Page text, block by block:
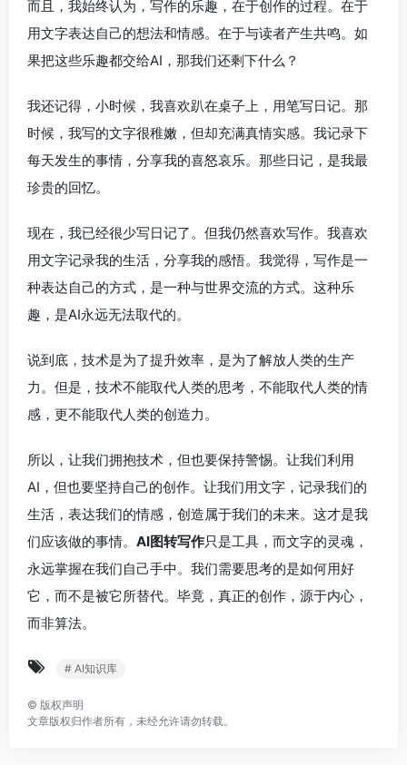
而且，我始终认为，写作的乐趣，在于创作的过程。在于
用文字表达自己的想法和情感。在于与读者产生共鸣。如
果把这些乐趣都交给AI，那我们还剩下什么？
我还记得，小时候，我喜欢趴在桌子上，用笔写日记。那
时候，我写的文字很稚嫩，但却充满真情实感。我记录下
每天发生的事情，分享我的喜怒哀乐。那些日记，是我最
珍贵的回忆。
现在，我已经很少写日记了。但我仍然喜欢写作。我喜欢
用文字记录我的生活，分享我的感悟。我觉得，写作是一
种表达自己的方式，是一种与世界交流的方式。这种乐
趣，是AI永远无法取代的。
说到底，技术是为了提升效率，是为了解放人类的生产
力。但是，技术不能取代人类的思考，不能取代人类的情
感，更不能取代人类的创造力。
所以，让我们拥抱技术，但也要保持警惕。让我们利用
AI，但也要坚持自己的创作。让我们用文字，记录我们的
生活，表达我们的情感，创造属于我们的未来。这才是我
们应该做的事情。 AI图转写作只是工具，而文字的灵魂，
永远掌握在我们自己手中。我们需要思考的是如何用好
它，而不是被它所替代。毕竟，真正的创作，源于内心，
而非算法。
# AI知识库
© 版权声明
文章版权归作者所有，未经允许请勿转载。